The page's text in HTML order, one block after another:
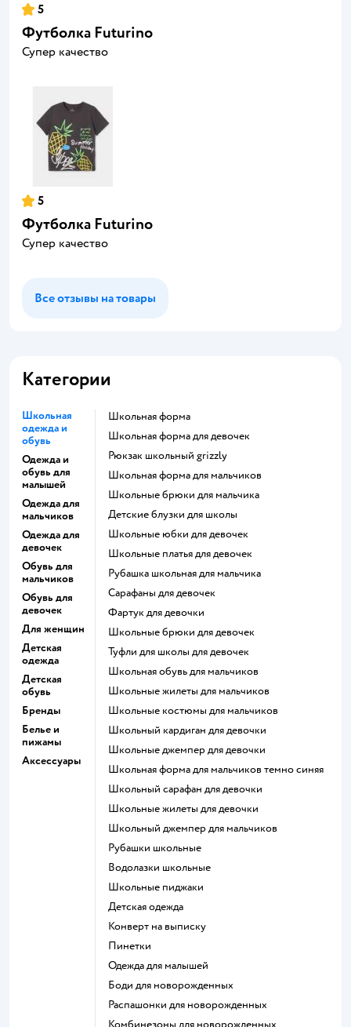
5
Футболка Futurino
Супер качество
5
Футболка Futurino
Супер качество
Все отзывы на товары
Категории
Школьная
одежда и
обувь
Одежда и
обувь для
малышей
Одежда для
мальчиков
Одежда для
девочек
Обувь для
мальчиков
Обувь для
девочек
Для женщин
Детская
одежда
Детская
обувь
Бренды
Белье и
пижамы
Аксессуары
Школьная форма
Школьная форма для девочек
Рюкзак школьный grizzly
Школьная форма для мальчиков
Школьные брюки для мальчика
Детские блузки для школы
Школьные юбки для девочек
Школьные платья для девочек
Рубашка школьная для мальчика
Сарафаны для девочек
Фартук для девочки
Школьные брюки для девочек
Туфли для школы для девочек
Школьная обувь для мальчиков
Школьные жилеты для мальчиков
Школьные костюмы для мальчиков
Школьный кардиган для девочки
Школьные джемпер для девочки
Школьная форма для мальчиков темно синяя
Школьный сарафан для девочки
Школьные жилеты для девочки
Школьный джемпер для мальчиков
Рубашки школьные
Водолазки школьные
Школьные пиджаки
Детская одежда
Конверт на выписку
Пинетки
Одежда для малышей
Боди для новорожденных
Распашонки для новорожденных
Комбинезоны для новорожденных